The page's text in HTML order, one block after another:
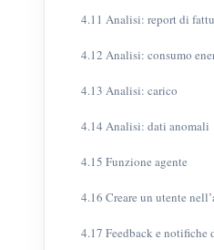
4.11 Analisi: report di
4.12 Analisi: consumo
4.13 Analisi: carico
4.14 Analisi: dati anomali
4.15 Funzione agente
4.16 Creare un utente
4.17 Feedback e notifiche